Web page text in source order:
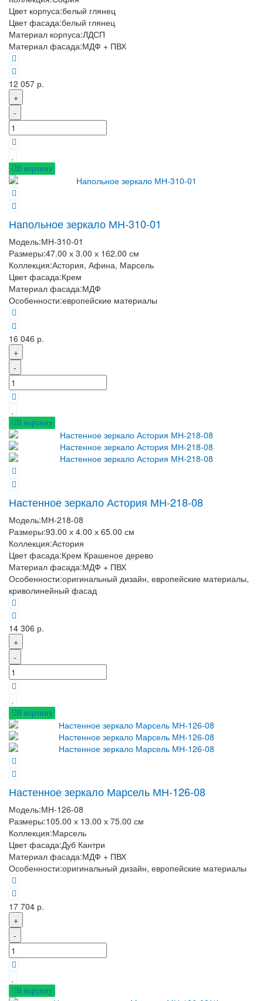
Цвет корпуса:белый глянец
Цвет фасада:белый глянец
Материал корпуса:ЛДСП
Материал фасада:МДФ + ПВХ
12 057 р.
+
-
В корзину
Напольное зеркало МН-310-01
Модель:МН-310-01
Размеры:47.00 х 3.00 х 162.00 см
Коллекция:Астория, Афина, Марсель
Цвет фасада:Крем
Материал фасада:МДФ
Особенности:европейские материалы
16 046 р.
+
-
В корзину
Настенное зеркало Астория МН-218-08
Модель:МН-218-08
Размеры:93.00 х 4.00 х 65.00 см
Коллекция:Астория
Цвет фасада:Крем Крашеное дерево
Материал фасада:МДФ + ПВХ
Особенности:оригинальный дизайн, европейские материалы,
криволинейный фасад
14 306 р.
+
-
В корзину
Настенное зеркало Марсель МН-126-08
Модель:МН-126-08
Размеры:105.00 х 13.00 х 75.00 см
Коллекция:Марсель
Цвет фасада:Дуб Кантри
Материал фасада:МДФ + ПВХ
Особенности:оригинальный дизайн, европейские материалы
17 704 р.
+
-
В корзину